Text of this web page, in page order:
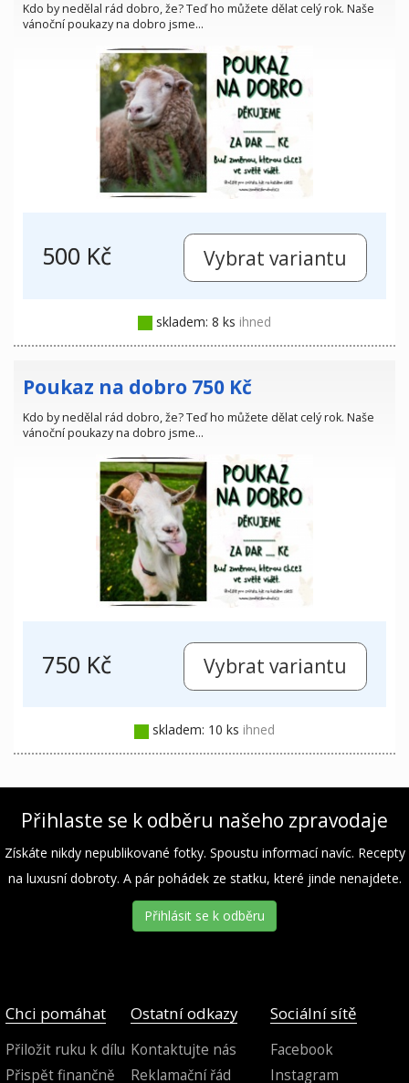
Kdo by nedělal rád dobro, že? Teď ho můžete dělat celý rok. Naše
vánoční poukazy na dobro jsme…
500 Kč
skladem: 8 ks ihned
Poukaz na dobro 750 Kč
Kdo by nedělal rád dobro, že? Teď ho můžete dělat celý rok. Naše
vánoční poukazy na dobro jsme…
750 Kč
skladem: 10 ks ihned
Přihlaste se k odběru našeho zpravodaje
Získáte nikdy nepublikované fotky. Spoustu informací navíc. Recepty
na luxusní dobroty. A pár pohádek ze statku, které jinde nenajdete.
Přihlásit se k odběru
Chci pomáhat
Přiložit ruku k dílu
Přispět finančně
Ostatní odkazy
Kontaktujte nás
Reklamační řád
Sociální sítě
Facebook
Instagram